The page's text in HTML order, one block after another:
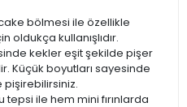
bölmesi ile özellikle
oldukça kullanışlıdır.
kekler eşit şekilde pişer
Küçük boyutları sayesinde
tepsi ile hem mini fırınlarda